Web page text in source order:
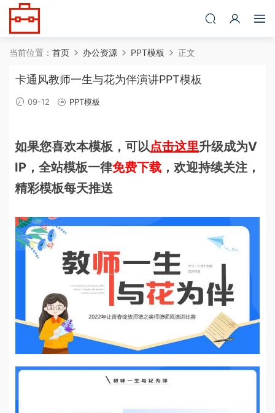
当前位置： 首页 办公资源 PPT模板 正文
卡通风教师一生与花为伴演讲PPT模板
09-12 PPT模板
如果您喜欢本模板，可以点击这里升级成为V
IP，全站模板一律免费下载 ，欢迎持续关注，
精彩模板每天推送